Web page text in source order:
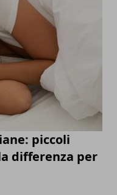
piccoli
differenza per